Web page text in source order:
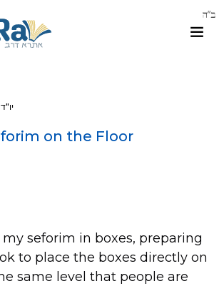
on the Floor
seforim in boxes, preparing
to place the boxes directly on
same level that people are